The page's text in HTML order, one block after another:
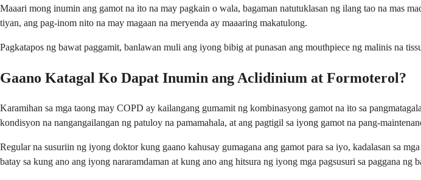
Maaari mong inumin ang gamot na ito na may pagkain o wala, bagaman natutuklasan ng ilang tao na mas
tiyan, ang pag-inom nito na may magaan na meryenda ay maaaring makatulong.
Pagkatapos ng bawat paggamit, banlawan muli ang iyong bibig at punasan ang mouthpiece ng malinis na
Gaano Katagal Ko Dapat Inumin ang Aclidinium at Formoterol?
Karamihan sa mga taong may COPD ay kailangang gumamit ng kombinasyong gamot na ito sa
kondisyon na nangangailangan ng patuloy na pamamahala, at ang pagtigil sa iyong gamot na pang-
Regular na susuriin ng iyong doktor kung gaano kahusay gumagana ang gamot para sa iyo, kadalasan sa
batay sa kung ano ang iyong nararamdaman at kung ano ang hitsura ng iyong mga pagsusuri sa paggana ng